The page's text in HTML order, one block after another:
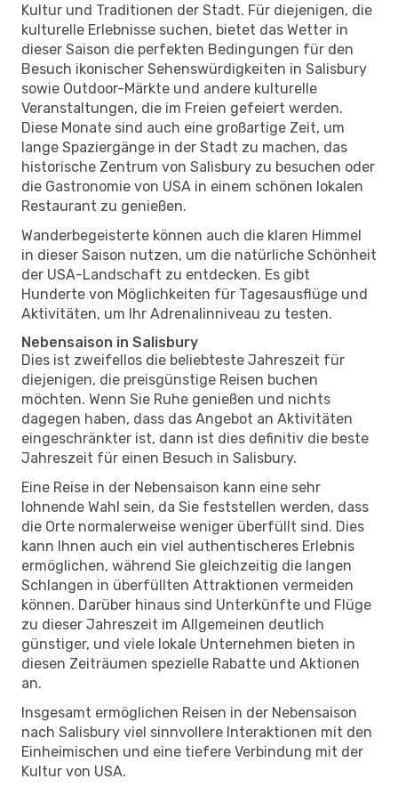
Kultur und Traditionen der Stadt. Für diejenigen, die
kulturelle Erlebnisse suchen, bietet das Wetter in
dieser Saison die perfekten Bedingungen für den
Besuch ikonischer Sehenswürdigkeiten in Salisbury
sowie Outdoor-Märkte und andere kulturelle
Veranstaltungen, die im Freien gefeiert werden.
Diese Monate sind auch eine großartige Zeit, um
lange Spaziergänge in der Stadt zu machen, das
historische Zentrum von Salisbury zu besuchen oder
die Gastronomie von USA in einem schönen lokalen
Restaurant zu genießen.
Wanderbegeisterte können auch die klaren Himmel
in dieser Saison nutzen, um die natürliche Schönheit
der USA-Landschaft zu entdecken. Es gibt
Hunderte von Möglichkeiten für Tagesausflüge und
Aktivitäten, um Ihr Adrenalinniveau zu testen.
Nebensaison in Salisbury
Dies ist zweifellos die beliebteste Jahreszeit für
diejenigen, die preisgünstige Reisen buchen
möchten. Wenn Sie Ruhe genießen und nichts
dagegen haben, dass das Angebot an Aktivitäten
eingeschränkter ist, dann ist dies definitiv die beste
Jahreszeit für einen Besuch in Salisbury.
Eine Reise in der Nebensaison kann eine sehr
lohnende Wahl sein, da Sie feststellen werden, dass
die Orte normalerweise weniger überfüllt sind. Dies
kann Ihnen auch ein viel authentischeres Erlebnis
ermöglichen, während Sie gleichzeitig die langen
Schlangen in überfüllten Attraktionen vermeiden
können. Darüber hinaus sind Unterkünfte und Flüge
zu dieser Jahreszeit im Allgemeinen deutlich
günstiger, und viele lokale Unternehmen bieten in
diesen Zeiträumen spezielle Rabatte und Aktionen
an.
Insgesamt ermöglichen Reisen in der Nebensaison
nach Salisbury viel sinnvollere Interaktionen mit den
Einheimischen und eine tiefere Verbindung mit der
Kultur von USA.